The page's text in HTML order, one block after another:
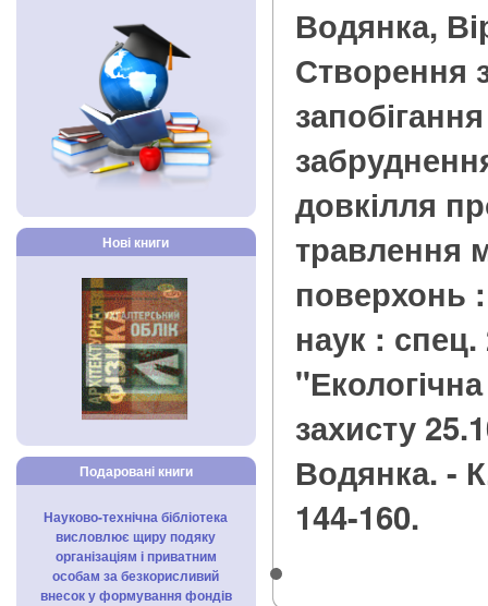
Нові книги
Подаровані книги
Науково-технічна бібліотека
висловлює щиру подяку
організаціям і приватним
особам за безкорисливий
внесок у формування фондів
Водянка,
Створення
довкілля
травлення
поверхонь
наук : спец.
захисту
Водянка. -
144-160.